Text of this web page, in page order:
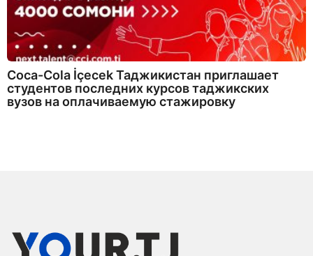
Coca-Cola İçecek Таджикистан приглашает
студентов последних курсов таджикских
вузов на оплачиваемую стажировку